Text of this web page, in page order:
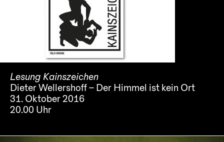
Lesung Kainszeichen
Dieter Wellershoff – Der Himmel ist kein Ort
31. Oktober 2016
20.00 Uhr